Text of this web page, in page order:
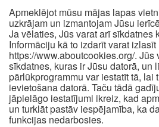
Apmeklējot mūsu mājas lapas
uzkrājam un izmantojam Jūsu
Ja vēlaties, Jūs varat arī sīkdatnes
Informāciju kā to izdarīt varat
https://www.aboutcookies.org/. Jūs
sīkdatnes, kuras ir Jūsu datorā, un
pārlūkprogrammu var iestatīt tā, lai
ievietošana datorā. Taču tādā
jāpielāgo iestatījumi ikreiz, kad
un turklāt pastāv iespējamība, ka
funkcijas nedarbosies.